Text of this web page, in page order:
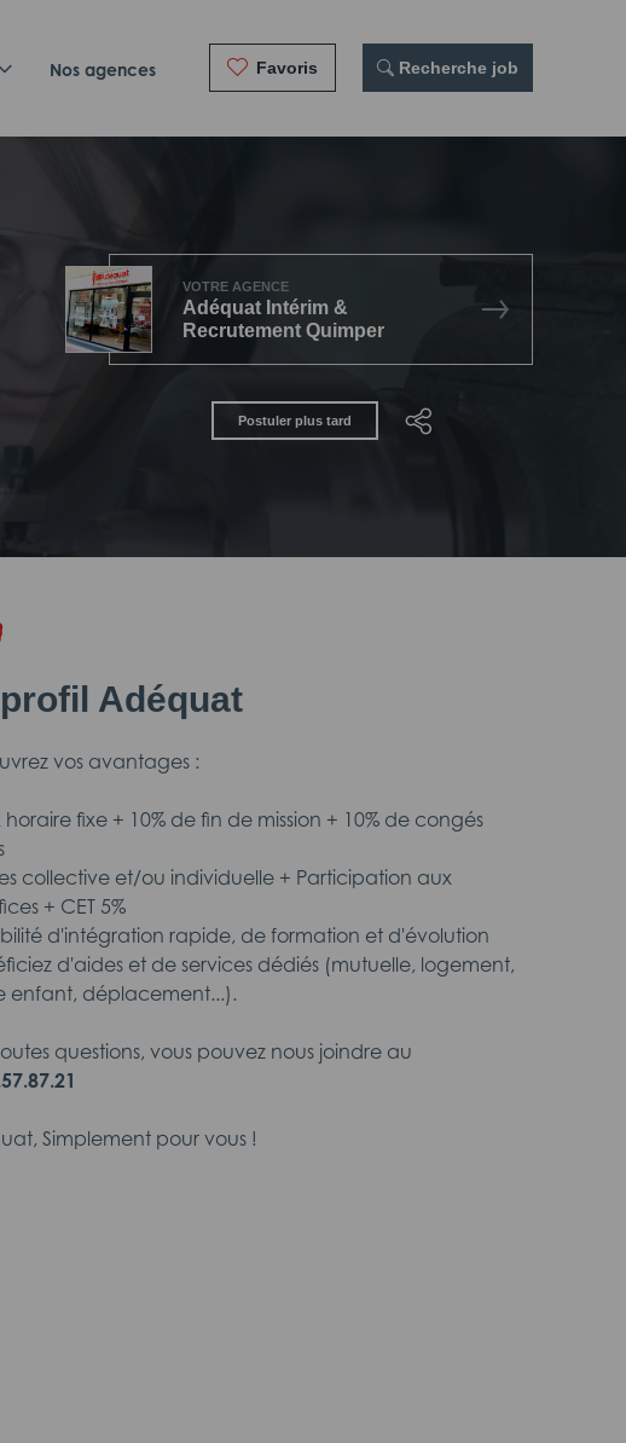
Nos agences Favoris Recherche job
VOTRE AGENCE
Adéquat Intérim &
Recrutement Quimper
Postuler plus tard
Adéquat
vos avantages :
horaire fixe + 10% de fin de mission + 10% de congés
collective et/ou individuelle + Participation aux
+ CET 5%
d'intégration rapide, de formation et d'évolution
d'aides et de services dédiés (mutuelle, logement,
enfant, déplacement...).
questions, vous pouvez nous joindre au
Simplement pour vous !